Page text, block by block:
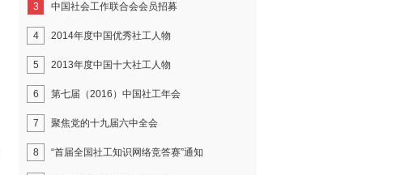
3 中国社会工作联合会会员招募
4 2014年度中国优秀社工人物
5 2013年度中国十大社工人物
6 第七届（2016）中国社工年会
7 聚焦党的十九届六中全会
8 “首届全国社工知识网络竞答赛”通知